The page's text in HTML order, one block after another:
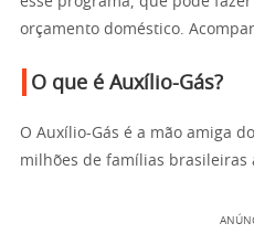
orçamento doméstico.
O que é Auxílio-Gás?
O Auxílio-Gás é a mão amiga
milhões de famílias brasileiras